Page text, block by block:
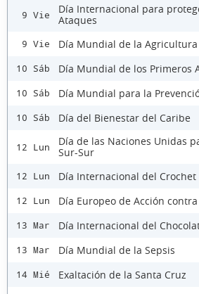
9 Vie
Día Internacional para
Ataques
9 Vie Día Mundial de la Agricultura
10 Sáb Día Mundial de los Primeros
10 Sáb Día Mundial para la
10 Sáb Día del Bienestar del Caribe
12 Lun
Día de las Naciones Unidas
Sur-Sur
12 Lun Día Internacional del Crochet
12 Lun Día Europeo de Acción
13 Mar Día Internacional del
13 Mar Día Mundial de la Sepsis
14 Mié
Exaltación de la Santa Cruz